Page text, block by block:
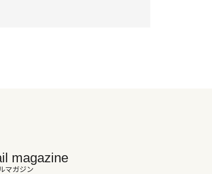
magazine
マガジン